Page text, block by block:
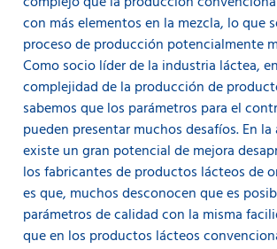
con más elementos en la mezcla, lo que
proceso de producción potencialmente
Como socio líder de la industria láctea,
complejidad de la producción de
sabemos que los parámetros para el
pueden presentar muchos desafíos. En
existe un gran potencial de mejora
los fabricantes de productos lácteos de
es que, muchos desconocen que es
parámetros de calidad con la misma
que en los productos lácteos